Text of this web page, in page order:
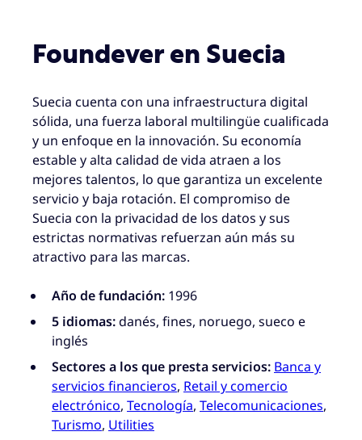
Foundever en Suecia
Suecia cuenta con una infraestructura digital
sólida, una fuerza laboral multilingüe cualificada
y un enfoque en la innovación. Su economía
estable y alta calidad de vida atraen a los
mejores talentos, lo que garantiza un excelente
servicio y baja rotación. El compromiso de
Suecia con la privacidad de los datos y sus
estrictas normativas refuerzan aún más su
atractivo para las marcas.
Año de fundación: 1996
5 idiomas:danés, fines, noruego, sueco e
inglés
Sectores a los que presta servicios: Banca y
servicios financieros, Retail y comercio
electrónico, Tecnología, Telecomunicaciones,
Turismo, Utilities